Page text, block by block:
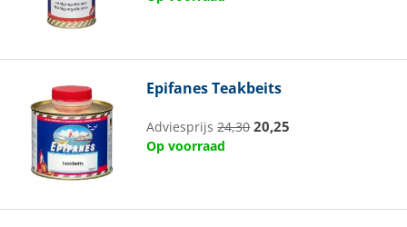
EpifanesTeakbeits
Adviesprijs24,30 20,25
Op voorraad